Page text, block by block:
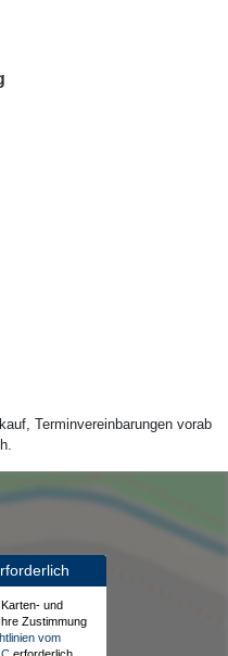
Terminvereinbarungen vorab
und
Zustimmung
vom